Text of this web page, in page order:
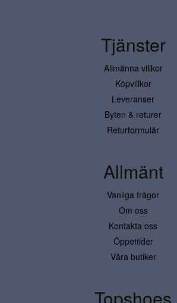
Tjänster
Allmänna villkor
Köpvillkor
Leveranser
Byten & returer
Returformulär
Allmänt
Vanliga frågor
Om oss
Kontakta oss
Öppettider
Våra butiker
Topshoes